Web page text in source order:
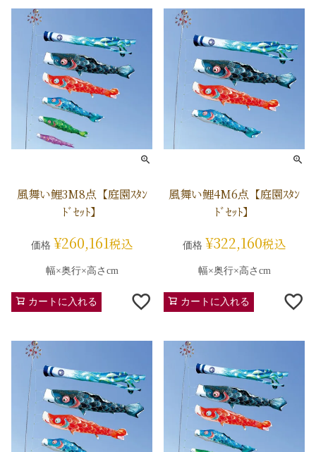
風舞い鯉3M8点【庭園ｽﾀﾝ
ﾄﾞｾｯﾄ】
価格 ¥260,161税込
幅×奥行×高さcm
カートに入れる
風舞い鯉4M6点【庭園ｽﾀﾝ
ﾄﾞｾｯﾄ】
価格 ¥322,160税込
幅×奥行×高さcm
カートに入れる